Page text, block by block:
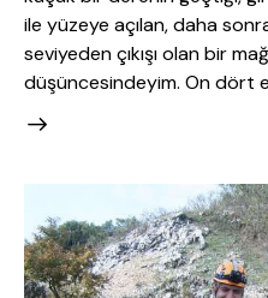
ile yüzeye açılan, daha
seviyeden çıkışı olan bir
düşüncesindeyim. On dört